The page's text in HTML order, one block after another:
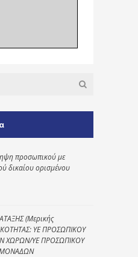
προσωπικού με
δικαίου ορισμένου
(Μερικής
ΥΕ ΠΡΟΣΩΠΙΚΟΥ
ΧΩΡΩΝ/ΥΕ ΠΡΟΣΩΠΙΚΟΥ
ΜΟΝΑΔΩΝ